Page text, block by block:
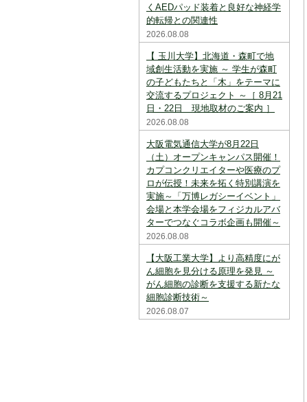
くAEDパッド装着と良好な神経学
的転帰との関連性
2026.08.08
【 玉川大学】北海道・森町で地
域創生活動を実施 ～ 学生が森町
の子どもたちと「木」をテーマに
交流するプロジェクト ～［ 8月21
日・22日 現地取材のご案内 ］
2026.08.08
大阪電気通信大学が8月22日
（土）オープンキャンパス開催！
カプコンクリエイターや医療のプ
ロが伝授！未来を拓く特別講演を
実施～「万博レガシーイベント」
会場と本学会場をフィジカルアバ
ターでつなぐコラボ企画も開催～
2026.08.08
【大阪工業大学】より高精度にが
ん細胞を見分ける原理を発見 ～
がん細胞の診断を支援する新たな
細胞診断技術～
2026.08.07